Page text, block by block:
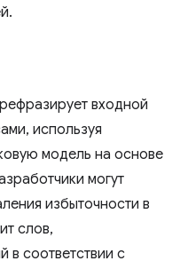
входной
используя
модель на основе
могут
избыточности в
слов,
соответствии с